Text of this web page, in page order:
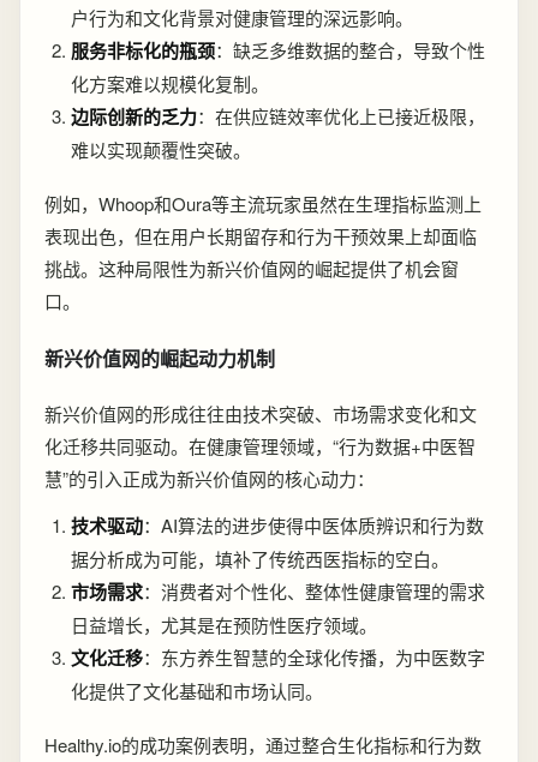
户行为和文化背景对健康管理的深远影响。
服务非标化的瓶颈：缺乏多维数据的整合，导致个性
化方案难以规模化复制。
边际创新的乏力：在供应链效率优化上已接近极限，
难以实现颠覆性突破。
例如，Whoop和Oura等主流玩家虽然在生理指标监测上
表现出色，但在用户长期留存和行为干预效果上却面临
挑战。这种局限性为新兴价值网的崛起提供了机会窗
口。
新兴价值网的崛起动力机制
新兴价值网的形成往往由技术突破、市场需求变化和文
化迁移共同驱动。在健康管理领域，“行为数据+中医智
慧”的引入正成为新兴价值网的核心动力：
技术驱动：AI算法的进步使得中医体质辨识和行为数
据分析成为可能，填补了传统西医指标的空白。
市场需求：消费者对个性化、整体性健康管理的需求
日益增长，尤其是在预防性医疗领域。
文化迁移：东方养生智慧的全球化传播，为中医数字
化提供了文化基础和市场认同。
Healthy.io的成功案例表明，通过整合生化指标和行为数